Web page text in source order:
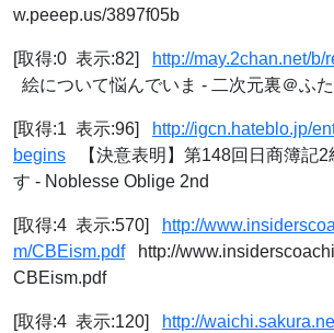
w.peeep.us/3897f05b
[取得:0 表示:82]
http://may.2chan.net/
絵について悩んでいま - 二次元裏＠ふ
[取得:1 表示:96]
http://igcn.hateblo.jp/
begins 【決意表明】第148回日商簿記2
す - Noblesse Oblige 2nd
[取得:4 表示:570]
http://
m/CBEism.pdfhttp://
CBEism.pdf
[取得:4 表示:120]
http://